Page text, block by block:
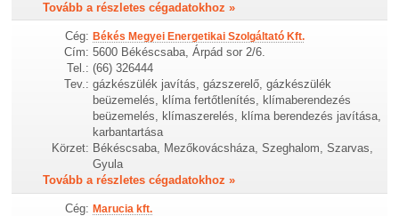
Tovább a részletes cégadatokhoz »
Cég: Békés Megyei Energetikai Szolgáltató Kft.
Cím: 5600 Békéscsaba, Árpád sor 2/6.
Tel.: (66) 326444
Tev.: gázkészülék javítás, gázszerelő, gázkészülék
beüzemelés, klíma fertőtlenítés, klímaberendezés
beüzemelés, klímaszerelés, klíma berendezés javítása,
karbantartása
Körzet: Békéscsaba, Mezőkovácsháza, Szeghalom, Szarvas,
Gyula
Tovább a részletes cégadatokhoz »
Cég: Marucia kft.